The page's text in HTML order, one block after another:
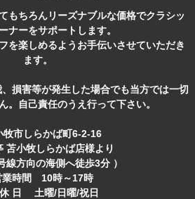
もちろんリーズナブルな価格でクラシッ
ナーをサポートします。
を楽しめるようお手伝いさせていただき
ます。
損害等が発生した場合でも当方では一切
。自己責任のうえ行って下さい。
牧市しらかば町6-2-16
苫小牧しらかば店様より
方向の海側へ徒歩3分 ）
業時間 10時～17時
休 日 土曜/日曜/祝日